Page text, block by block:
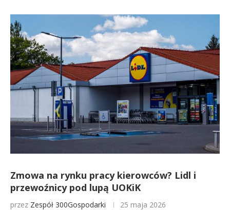
Zmowa na rynku pracy kierowców? Lidl i
przewoźnicy pod lupą UOKiK
przez Zespół 300Gospodarki 25 maja 2026